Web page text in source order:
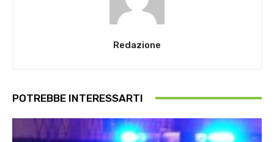
Redazione
POTREBBE INTERESSARTI